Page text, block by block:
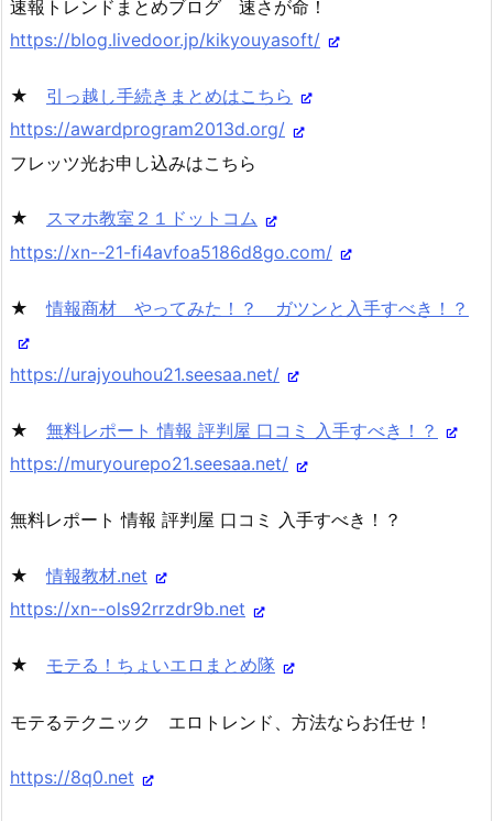
速報トレンドまとめブログ 速さが命！
https://blog.livedoor.jp/kikyouyasoft/
★ 引っ越し手続きまとめはこちら
https://awardprogram2013d.org/
フレッツ光お申し込みはこちら
★ スマホ教室２１ドットコム
https://xn--21-fi4avfoa5186d8go.com/
★情報商材 やってみた！？ ガツンと入手すべき！？
https://urajyouhou21.seesaa.net/
★ 無料レポート 情報 評判屋 口コミ 入手すべき！？
https://muryourepo21.seesaa.net/
無料レポート 情報 評判屋 口コミ 入手すべき！？
★情報教材.net
https://xn--ols92rrzdr9b.net
★ モテる！ちょいエロまとめ隊
モテるテクニック エロトレンド、方法ならお任せ！
https://8q0.net